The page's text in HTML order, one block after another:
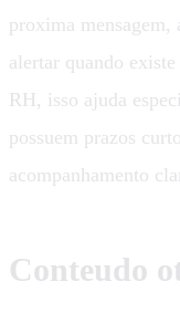
proxima mensagem,
alertar quando
RH, isso ajuda
possuem prazos
acompanhamento
Conteudo